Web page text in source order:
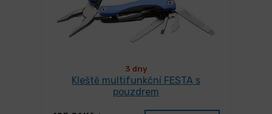
3 dny
Kleště multifunkční FESTA s
pouzdrem